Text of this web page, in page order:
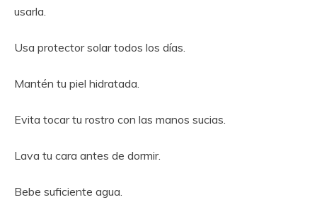
usarla.
Usa protector solar todos los días.
Mantén tu piel hidratada.
Evita tocar tu rostro con las manos sucias.
Lava tu cara antes de dormir.
Bebe suficiente agua.